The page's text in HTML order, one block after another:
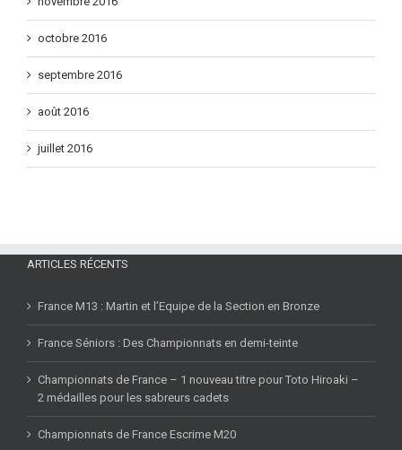
novembre 2016
octobre 2016
septembre 2016
août 2016
juillet 2016
France M13 : Martin et l’Equipe de la Section en Bronze
France Séniors : Des Championnats en demi-teinte
Championnats de France – 1 nouveau titre pour Toto Hiroaki –
2 médailles pour les sabreurs cadets